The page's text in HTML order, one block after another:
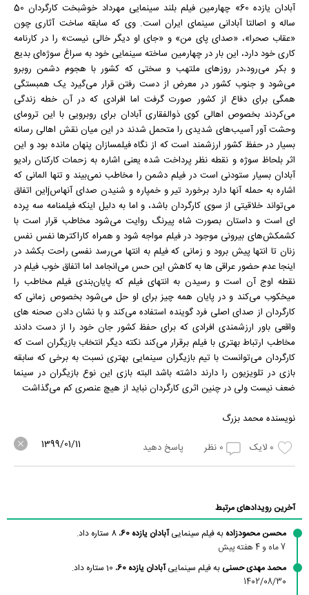
آبادان یازده 60» چهارمین فیلم بلند سینمایی مهرداد خوشبخت کارگردان 50
ساله و اصالتا آبادانی سینمای ایران است. وی که سابقه ساخت آثاری چون
«عقاب صحرا»، «صدای پای من» و «جای او دیگر خالی نیست» را در کارنامه
کاری خود دارد، این بار در چهارمین ساخته سینمایی خود به سراغ سوژه‌ای بدیع
و بکر می‌رود،در روزهای ملتهب و سختی که کشور با هجوم دشمن روبرو
می‌شود و جنوب کشور در معرض از دست رفتن قرار می‌گیرد یک همبستگی
همگی برای دفاع از کشور صورت گرفت اما افرادی که در آن خطه زندگی
می‌کردند بخصوص اهالی کوی ذوالفقاری آبادان برای روبرویی با این ترومای
وحشت آور آسیب‌های شدیدی را متحمل شدند در این میان نقش اهالی رسانه
بسیار در حفظ کشور ارزشمند است که از نگاه فیلمسازان پنهان مانده بود و این
اثر بلحاظ سوژه و نقطه نظر پرداخت شده یعنی اشاره به زحمات کارکنان رادیو
آبادان بسیار ستودنی است در فیلم دشمن را مخاطب نمی‌بیند و تنها المانی که
اشاره به حمله آنها دارد برخورد تیر و خمپاره و شنیدن صدای آنهاسjاین اتفاق
می‌تواند خلاقیتی از سوی کارگردان باشد، و اما به دلیل اینکه فیلمنامه سه پرده
ای است و داستان بصورت شاه پیرنگ روایت می‌شود مخاطب قرار است با
کشمکش‌های بیرونی موجود در فیلم مواجه شود و همراه کاراکترها نفس نفس
زنان تا انتها پیش برود و زمانی که فیلم به انتها می‌رسد نفسی راحت بکشد در
اینجا عدم حضور عراقی ها به کاهش این حس می‌انجامد اما اتفاق خوب فیلم در
نقطه اوج آن است و رسیدن به انتهای فیلم که پایان‌بندی فیلم مخاطب را
میخکوب می‌کند و در پایان همه چیز برای او حل می‌شود بخصوص زمانی که
کارگردان از صدای اصلی فرد گوینده استفاده می‌کند و با نشان دادن صحنه های
واقعی باور ارزشمندی افرادی که برای حفظ کشور جان خود را از دست دادند
مخاطب ارتباط بهتری با فیلم برقرار می‌کند نکته دیگر انتخاب بازیگران است که
کارگردان می‌توانست با تیم بازیگران سینمایی بهتری نسبت به برخی که سابقه
بازی در تلویزیون را دارند داشته باشد البته بازی این نوع بازیگران در سینما
ضعف نیست ولی در چنین اثری کارگردان نباید از هیچ عنصری کم می‌گذاشت
نویسنده محمد بزرگ
0 لایک 0 نظر پاسخ دهید 1399/01/11
آخرین رویدادهای مرتبط
محسن محمودزاده به فیلم سینماییآبادان یازده 60
، 8 ستاره داد.
7 ماه و 4 هفته پیش
محمد مهدی حسنی به فیلم سینماییآبادان یازده 60
، 10 ستاره داد.
1402/08/30